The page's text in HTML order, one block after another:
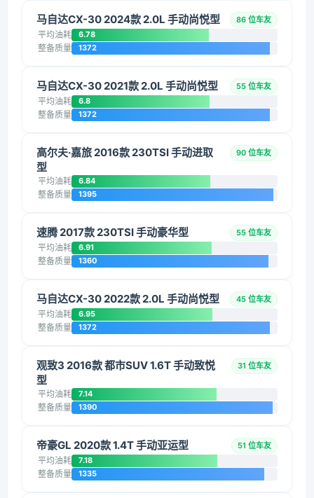
马自达CX-30 2024款 2.0L 手动尚悦型 86 位车友
平均油耗 6.78
整备质量 1372
马自达CX-30 2021款 2.0L 手动尚悦型 55 位车友
平均油耗 6.8
整备质量 1372
高尔夫·嘉旅 2016款 230TSI 手动进取
型
90 位车友
平均油耗 6.84
整备质量 1395
速腾 2017款 230TSI 手动豪华型 55 位车友
平均油耗 6.91
整备质量 1360
马自达CX-30 2022款 2.0L 手动尚悦型 45 位车友
平均油耗 6.95
整备质量 1372
观致3 2016款 都市SUV 1.6T 手动致悦
型
31 位车友
平均油耗 7.14
整备质量 1390
帝豪GL 2020款 1.4T 手动亚运型 51 位车友
平均油耗 7.18
整备质量 1335